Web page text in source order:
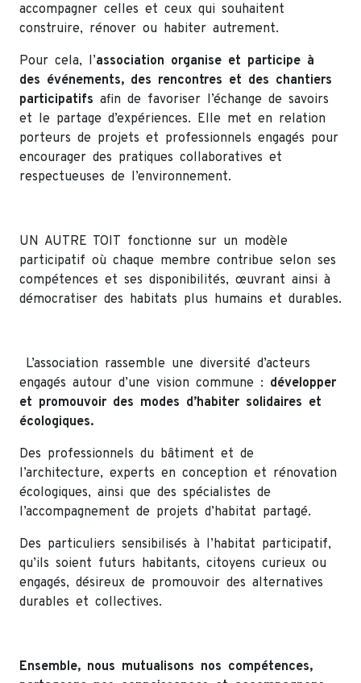
accompagner celles et ceux qui souhaitent
construire, rénover ou habiter autrement.
Pour cela, l’association organise et participe à
des événements, des rencontres et des chantiers
participatifs afin de favoriser l’échange de savoirs
et le partage d’expériences. Elle met en relation
porteurs de projets et professionnels engagés pour
encourager des pratiques collaboratives et
respectueuses de l’environnement.
UN AUTRE TOIT fonctionne sur un modèle
participatif où chaque membre contribue selon ses
compétences et ses disponibilités, œuvrant ainsi à
démocratiser des habitats plus humains et durables.
L’association rassemble une diversité d’acteurs
engagés autour d’une vision commune : développer
et promouvoir des modes d’habiter solidaires et
écologiques.
Des professionnels du bâtiment et de
l’architecture, experts en conception et rénovation
écologiques, ainsi que des spécialistes de
l’accompagnement de projets d’habitat partagé.
Des particuliers sensibilisés à l’habitat participatif,
qu’ils soient futurs habitants, citoyens curieux ou
engagés, désireux de promouvoir des alternatives
durables et collectives.
Ensemble, nous mutualisons nos compétences,